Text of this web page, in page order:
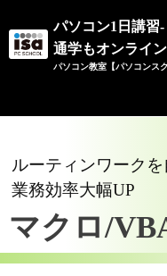
パソコン1日講習-
通学もオンライ
パソコン教室【パソコンス
ルーティンワークを
業務効率大幅UP
マクロ/